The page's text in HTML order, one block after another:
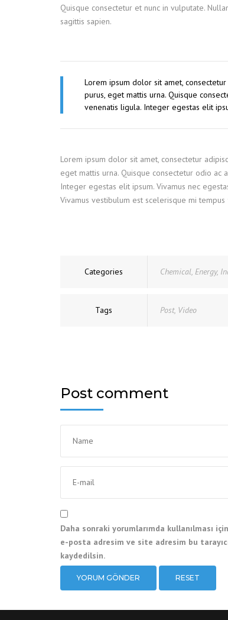
Quisque consectetur et nunc in vulputate.
sagittis sapien.
Lorem ipsum dolor sit amet,
purus, eget mattis urna. Quisque
venenatis ligula. Integer egestas elit
Lorem ipsum dolor sit amet, consectetur
eget mattis urna. Quisque consectetur odio ac
Integer egestas elit ipsum. Vivamus nec
Vivamus vestibulum est scelerisque mi
Categories Chemical Energy,
Tags Post, Video
Post comment
Daha sonraki yorumlarımda kullanılması
e-posta adresim ve site adresim bu
kaydedilsin.
RESET